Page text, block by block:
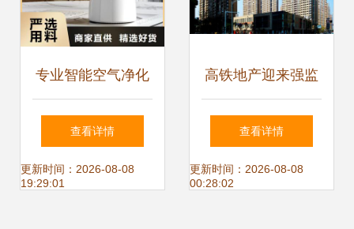
专业智能空气净化
解决方案，实力工
厂直供，物业管理
查看详情
更新时间：2026-08-08
19:29:01
高铁地产迎来强监
管 严控站周过度开
发，物业管理成关
查看详情
更新时间：2026-08-08
00:28:02